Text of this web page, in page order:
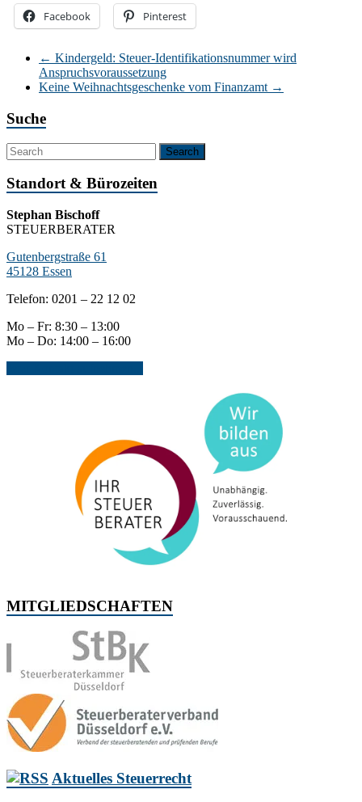
Facebook Pinterest
← Kindergeld: Steuer-Identifikationsnummer wird
Anspruchsvoraussetzung
Keine Weihnachtsgeschenke vom Finanzamt →
Suche
Standort & Bürozeiten
Stephan Bischoff
STEUERBERATER
Gutenbergstraße 61
45128 Essen
Telefon: 0201 – 22 12 02
Mo – Fr: 8:30 – 13:00
Mo – Do: 14:00 – 16:00
MITGLIEDSCHAFTEN
Aktuelles Steuerrecht